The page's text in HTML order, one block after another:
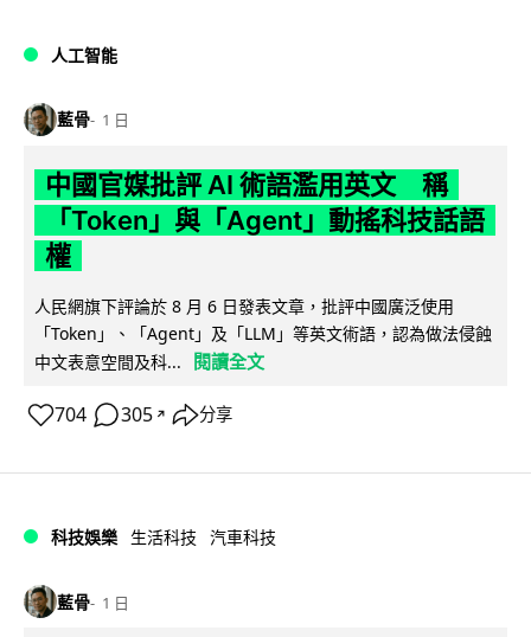
人工智能
藍骨 1 日
中國官媒批評 AI 術語濫用英文 稱
「Token」與「Agent」動搖科技話語
權
人民網旗下評論於 8 月 6 日發表文章，批評中國廣泛使用
「Token」、「Agent」及「LLM」等英文術語，認為做法侵蝕
中文表意空間及科...
閱讀全文
704 305 ↗ 分享
科技娛樂 生活科技 汽車科技
藍骨 1 日